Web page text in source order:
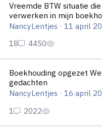
Vreemde BTW situatie
verwerken in mijn
NancyLentjes ·11 april
Boekhouding opgezet
gedachten
NancyLentjes ·16 april